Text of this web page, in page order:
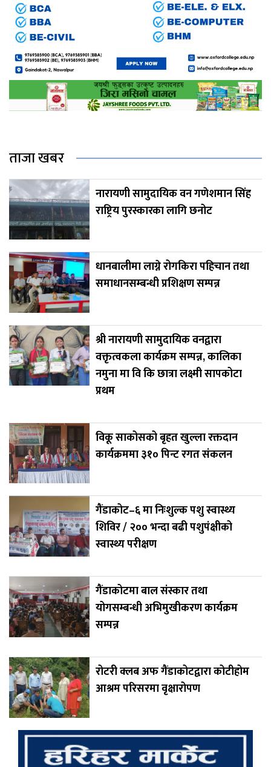
ताजा खबर
नारायणी सामुदायिक वन गणेशमान सिंह
राष्ट्रिय पुरस्कारका लागि छनोट
धानबालीमा लाग्ने रोगकिरा पहिचान तथा
समाधानसम्बन्धी प्रशिक्षण सम्पन्न
श्री नारायणी सामुदायिक वनद्वारा
वक्तृत्वकला कार्यक्रम सम्पन्न, कालिका
नमुना मा वि कि छात्रा लक्ष्मी सापकोटा
प्रथम
विकू साकोसको बृहत खुल्ला रक्तदान
कार्यक्रममा ३१० पिन्ट रगत संकलन
गैंडाकोट–६ मा निःशुल्क पशु स्वास्थ्य
शिविर / २०० भन्दा बढी पशुपंक्षीको
स्वास्थ्य परीक्षण
गैंडाकोटमा बाल संस्कार तथा
योगसम्बन्धी अभिमुखीकरण कार्यक्रम
सम्पन्न
रोटरी क्लब अफ गैंडाकोटद्वारा कोटीहोम
आश्रम परिसरमा वृक्षारोपण